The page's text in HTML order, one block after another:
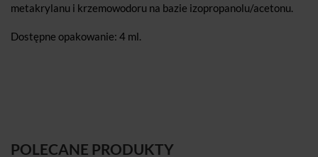
metakrylanu i krzemowodoru na bazie izopropanolu/acetonu.
Dostępne opakowanie: 4 ml.
POLECANE PRODUKTY